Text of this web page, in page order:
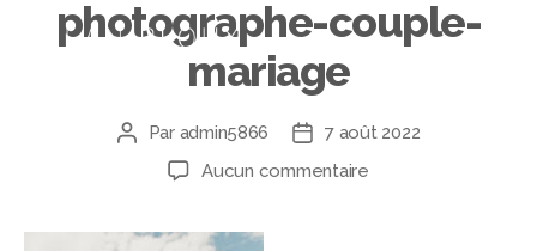
photographe-couple-
mariage
Par admin5866
7 août 2022
Aucun commentaire